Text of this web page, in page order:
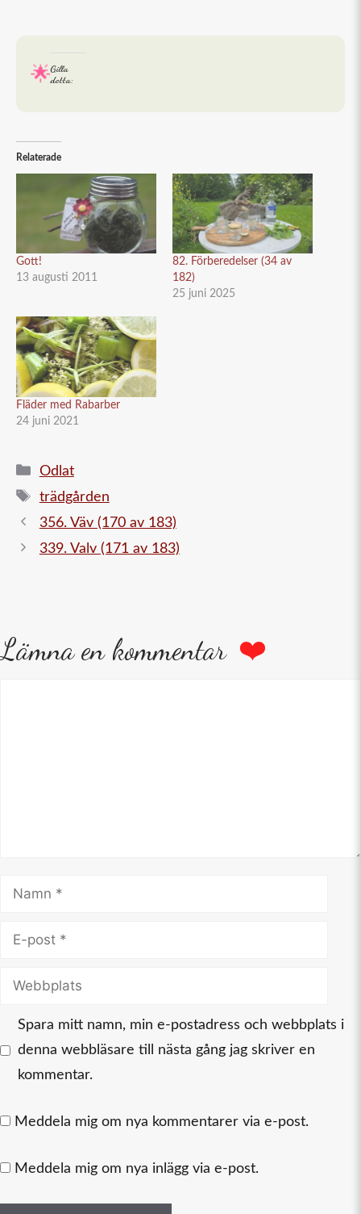
Gilla
detta:
Relaterade
Gott!
13 augusti 2011
82. Förberedelser (34 av
182)
25 juni 2025
Fläder med Rabarber
24 juni 2021
Kategorier
Odlat
Etiketter
trädgården
356. Väv (170 av 183)
339. Valv (171 av 183)
Lämna en kommentar
Namn
Webbplats
Spara mitt namn, min e-postadress och webbplats i
denna webbläsare till nästa gång jag skriver en
kommentar.
Meddela mig om nya kommentarer via e-post.
Meddela mig om nya inlägg via e-post.